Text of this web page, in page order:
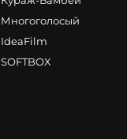
Многоголосый
IdeaFilm
SOFTBOX